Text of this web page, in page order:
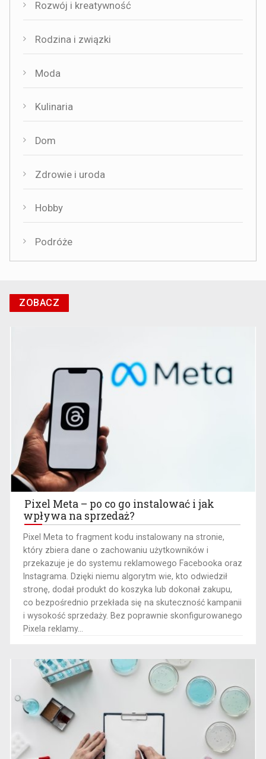
Rozwój i kreatywność
Rodzina i związki
Moda
Kulinaria
Dom
Zdrowie i uroda
Hobby
Podróże
ZOBACZ
Pixel Meta – po co go instalować i jak
wpływa na sprzedaż?
Pixel Meta to fragment kodu instalowany na stronie,
który zbiera dane o zachowaniu użytkowników i
przekazuje je do systemu reklamowego Facebooka oraz
Instagrama. Dzięki niemu algorytm wie, kto odwiedził
stronę, dodał produkt do koszyka lub dokonał zakupu,
co bezpośrednio przekłada się na skuteczność kampanii
i wysokość sprzedaży. Bez poprawnie skonfigurowanego
Pixela reklamy...